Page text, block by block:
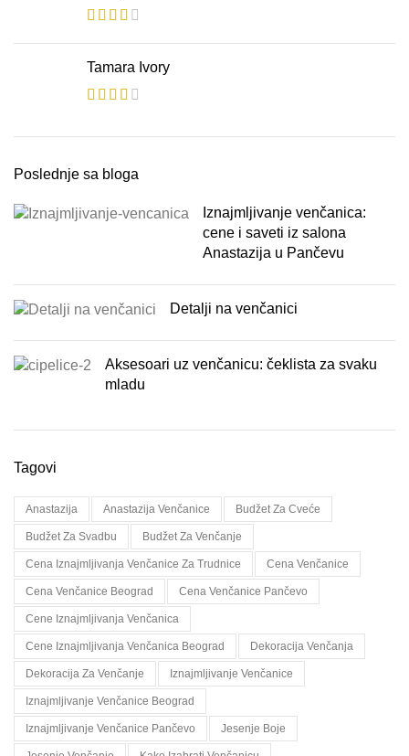
Tamara Ivory
Poslednje sa bloga
Iznajmljivanje venčanica:
cene i saveti iz salona
Anastazija u Pančevu
Detalji na venčanici
Aksesoari uz venčanicu: čeklista za svaku
mladu
Tagovi
Anastazija Anastazija Venčanice Budžet Za Cveće
Budžet Za Svadbu Budžet Za Venčanje
Cena Iznajmljivanja Venčanice Za Trudnice Cena Venčanice
Cena Venčanice Beograd Cena Venčanice Pančevo
Cene Iznajmljivanja Venčanica
Cene Iznajmljivanja Venčanica Beograd Dekoracija Venčanja
Dekoracija Za Venčanje Iznajmljivanje Venčanice
Iznajmljivanje Venčanice Beograd
Iznajmljivanje Venčanice Pančevo Jesenje Boje